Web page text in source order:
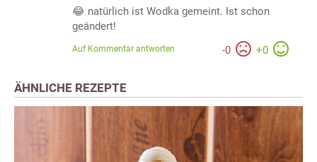
😂 natürlich ist Wodka gemeint. Ist schon
geändert!
-0 +0
Auf Kommentar antworten
ÄHNLICHE REZEPTE